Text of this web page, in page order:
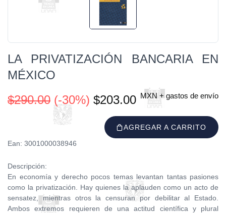
LA PRIVATIZACIÓN BANCARIA EN
MÉXICO
$290.00 (-30%) $203.00 MXN + gastos de envío
AGREGAR A CARRITO
Ean: 3001000038946
Descripción:
En economía y derecho pocos temas levantan tantas pasiones
como la privatización. Hay quienes la aplauden como un acto de
sensatez, mientras otros la censuran por debilitar al Estado.
Ambos extremos requieren de una actitud científica y plural